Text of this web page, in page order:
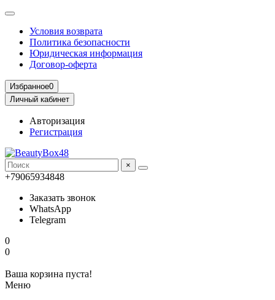
Условия возврата
Политика безопасности
Юридическая информация
Договор-оферта
Избранное0
Личный кабинет
Авторизация
Регистрация
×
+79065934848
Заказать звонок
WhatsApp
Telegram
0
0
Ваша корзина пуста!
Меню